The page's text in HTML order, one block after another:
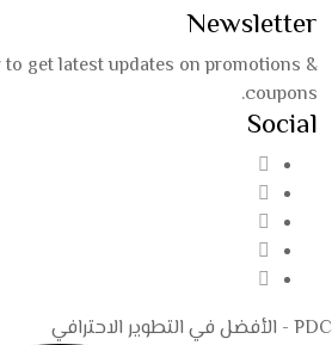
Newsletter
get latest updates on promotions &
coupons.
Social
PDC - الأفضل في التطوير الاحترافي